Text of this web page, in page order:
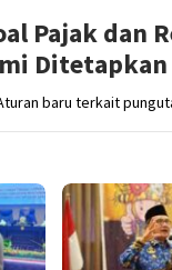
Pajak dan
Ditetapkan
baru terkait